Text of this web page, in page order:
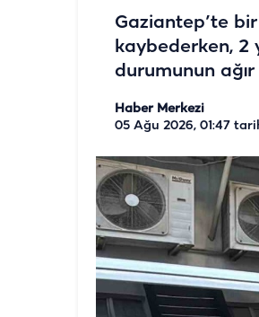
Gaziantep’te
kaybederken, 2
durumunun
Haber Merkezi
05 Ağu 2026, 01:47